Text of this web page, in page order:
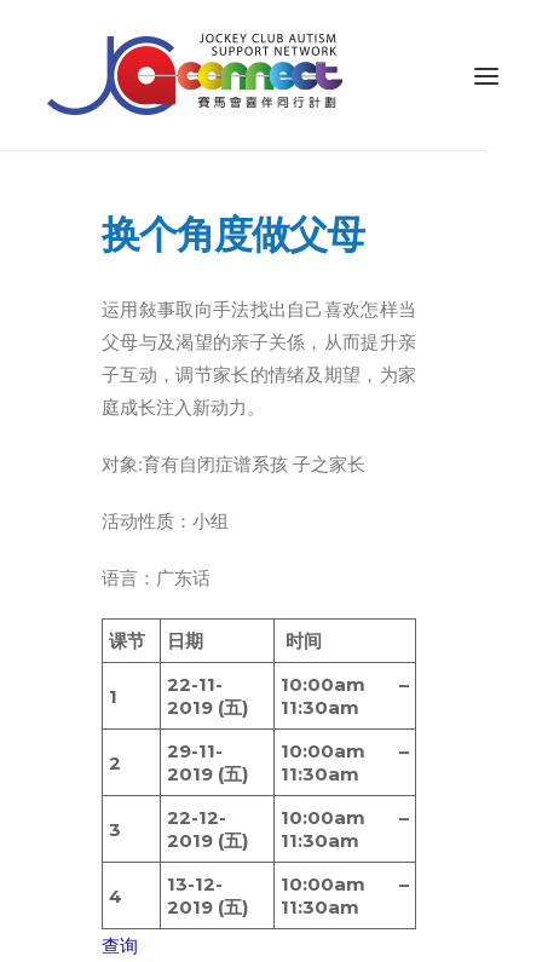
照顾者支援
公众教育
专业知识
家长专区
成果效益
字型大小
换个角度做父母
运用敍事取向手法找出自己喜欢怎样当
父母与及渴望的亲子关係，从而提升亲
子互动，调节家长的情绪及期望，为家
庭成长注入新动力。
对象:育有自闭症谱系孩 子之家长
活动性质：小组
语言：广东话
课节 日期 时间
1
22-11-
2019 (五)
10:00am –
11:30am
2
29-11-
2019 (五)
10:00am –
11:30am
3
22-12-
2019 (五)
10:00am –
11:30am
4
13-12-
2019 (五)
10:00am –
11:30am
查询